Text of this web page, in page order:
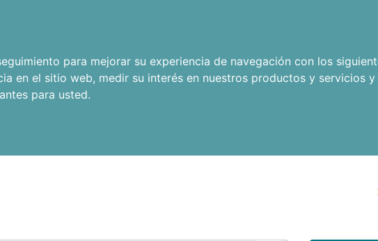
para mejorar su experiencia de navegación con los
en el sitio web, medir su interés en nuestros productos y servicios
para usted.